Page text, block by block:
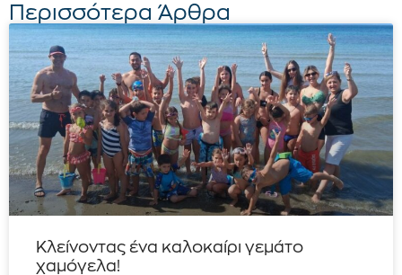
Περισσότερα Άρθρα
Κλείνοντας ένα καλοκαίρι γεμάτο
χαμόγελα!